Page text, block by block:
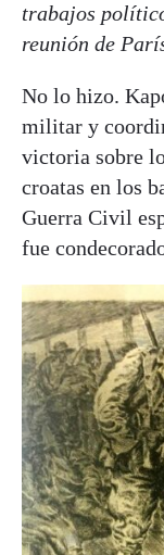
trabajos
reunión de
No lo hizo.
militar y
victoria sobre
croatas en los
Guerra Civil
fue